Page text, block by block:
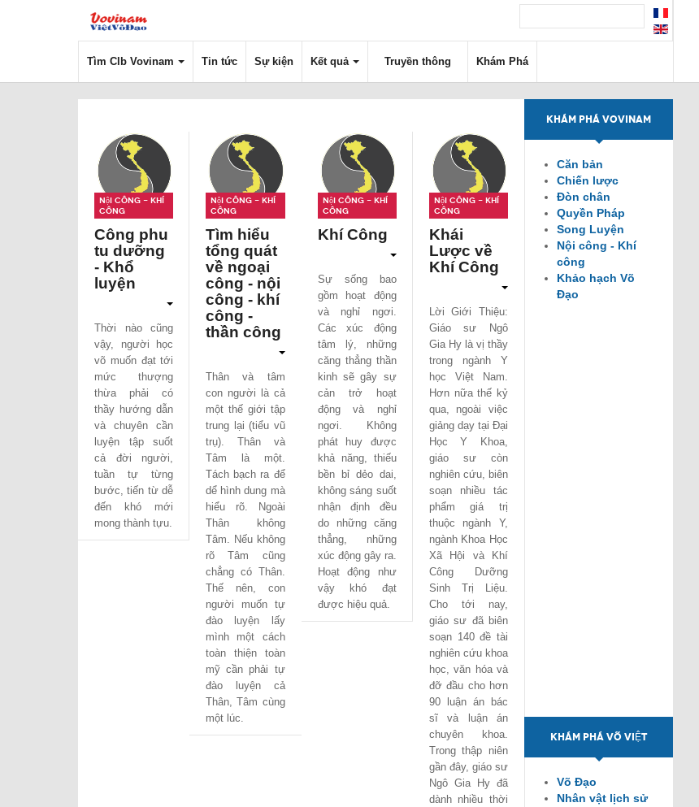
Tìm Clb Vovinam Tin tức Sự kiện Kết quả Truyền thông Khám Phá
Nội công - Khí
công
Công phu
tu dưỡng
- Khổ
luyện
Thời nào cũng
vậy, người học
võ muốn đạt tới
mức thượng
thừa phải có
thầy hướng dẫn
và chuyên cần
luyện tập suốt
cả đời người,
tuần tự từng
bước, tiến từ dễ
đến khó mới
mong thành tựu.
Nội công - Khí
công
Tìm hiểu
tổng quát
về ngoại
công - nội
công - khí
công -
thần công
Thân và tâm
con người là cả
một thế giới tập
trung lại (tiểu vũ
trụ). Thân và
Tâm là một.
Tách bạch ra để
dể hình dung mà
hiểu rõ. Ngoài
Thân không
Tâm. Nếu không
rõ Tâm cũng
chẳng có Thân.
Thế nên, con
người muốn tự
đào luyện lấy
mình một cách
toàn thiện toàn
mỹ cần phải tự
đào luyện cả
Thân, Tâm cùng
một lúc.
Nội công - Khí
công
Khí Công
Sự sống bao
gồm hoạt động
và nghỉ ngơi.
Các xúc động
tâm lý, những
căng thẳng thần
kinh sẽ gây sự
cản trở hoạt
động và nghỉ
ngơi. Không
phát huy được
khả năng, thiếu
bền bỉ dẻo dai,
không sáng suốt
nhận định đều
do những căng
thẳng, những
xúc động gây ra.
Hoạt động như
vậy khó đạt
được hiệu quả.
Nội công - Khí
công
Khái
Lược về
Khí Công
Lời Giới Thiệu:
Giáo sư Ngô
Gia Hy là vị thầy
trong ngành Y
học Việt Nam.
Hơn nữa thế kỷ
qua, ngoài việc
giảng dạy tại Đại
Học Y Khoa,
giáo sư còn
nghiên cứu, biên
soạn nhiều tác
phẩm giá trị
thuộc ngành Y,
ngành Khoa Học
Xã Hội và Khí
Công Dưỡng
Sinh Trị Liệu.
Cho tới nay,
giáo sư đã biên
soạn 140 đề tài
nghiên cứu khoa
học, văn hóa và
đỡ đầu cho hơn
90 luận án bác
sĩ và luận án
chuyên khoa.
Trong thập niên
gần đây, giáo sư
Ngô Gia Hy đã
dành nhiều thời
KHÁM PHÁ VOVINAM
Căn bản
Chiến lược
Đòn chân
Quyền Pháp
Song Luyện
Nội công - Khí
công
Khảo hạch Võ
Đạo
KHÁM PHÁ VÕ VIỆT
Võ Đạo
Nhân vật lịch sử